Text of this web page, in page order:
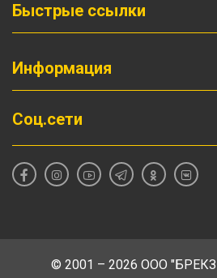
Быстрые ссылки
Информация
Соц.сети
© 2001 – 2026 ООО